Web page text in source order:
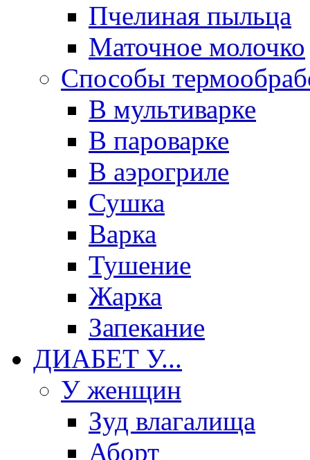
Пчелиная пыльца
Маточное молочко
Способы
В мультиварке
В пароварке
В аэрогриле
Сушка
Варка
Тушение
Жарка
Запекание
ДИАБЕТ У...
У женщин
Зуд влагалища
Аборт